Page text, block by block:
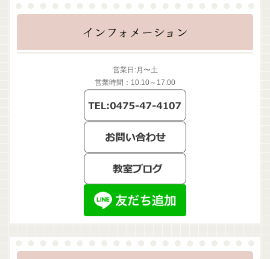
インフォメーション
営業日:月〜土
営業時間：10:10～17:00